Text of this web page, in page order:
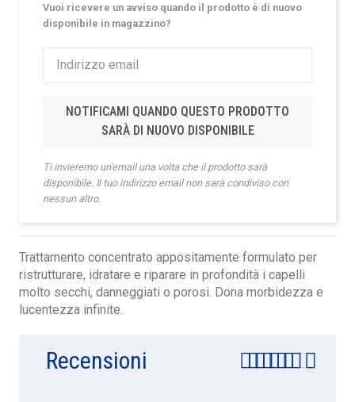
Vuoi ricevere un avviso quando il prodotto è di nuovo
disponibile in magazzino?
NOTIFICAMI QUANDO QUESTO PRODOTTO
SARÀ DI NUOVO DISPONIBILE
Ti invieremo un'email una volta che il prodotto sarà
disponibile. Il tuo indirizzo email non sarà condiviso con
nessun altro.
Trattamento concentrato appositamente formulato per
ristrutturare, idratare e riparare in profondità i capelli
molto secchi, danneggiati o porosi. Dona morbidezza e
lucentezza infinite.
Recensioni